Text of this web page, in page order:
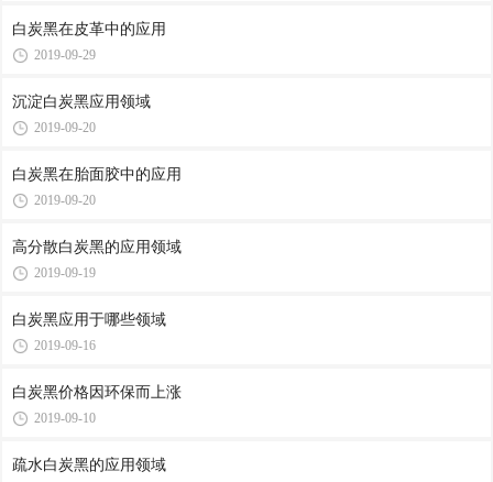
白炭黑在皮革中的应用
2019-09-29
沉淀白炭黑应用领域
2019-09-20
白炭黑在胎面胶中的应用
2019-09-20
高分散白炭黑的应用领域
2019-09-19
白炭黑应用于哪些领域
2019-09-16
白炭黑价格因环保而上涨
2019-09-10
疏水白炭黑的应用领域